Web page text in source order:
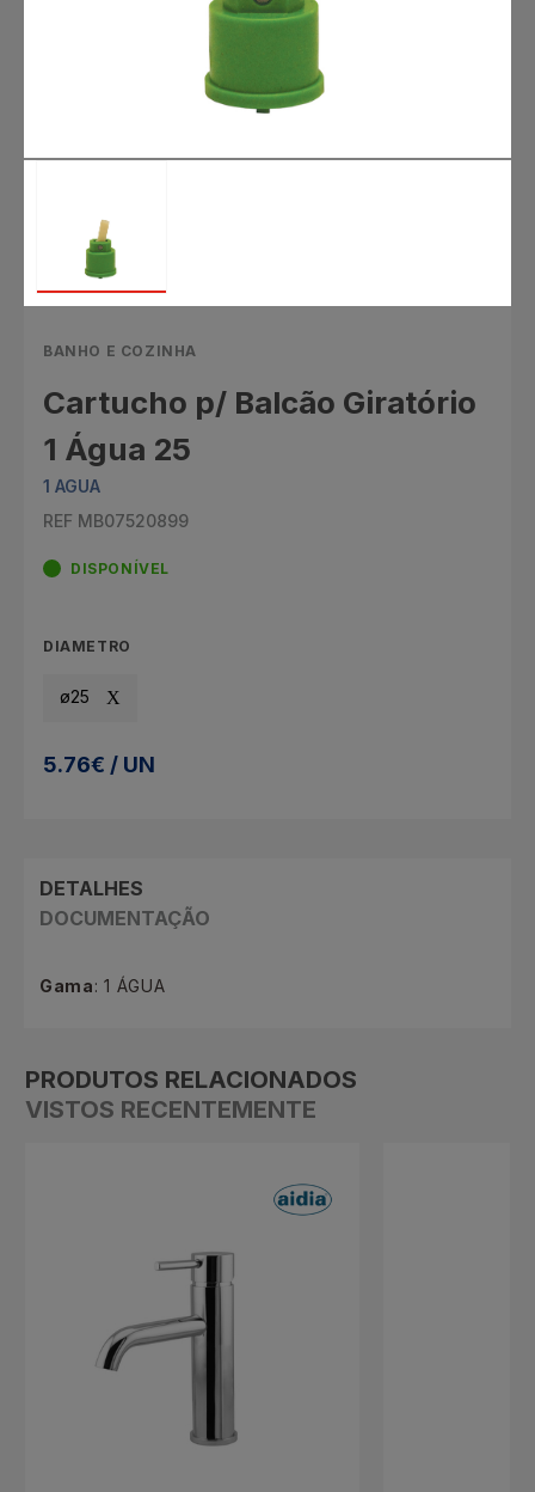
BANHO E COZINHA
Cartucho p/ Balcão Giratório
1 Água 25
1 ÁGUA
REF MB07520899
DISPONÍVEL
DIAMETRO
ø25
5.76€ / UN
DETALHES
DOCUMENTAÇÃO
Gama: 1 ÁGUA
PRODUTOS RELACIONADOS
VISTOS RECENTEMENTE